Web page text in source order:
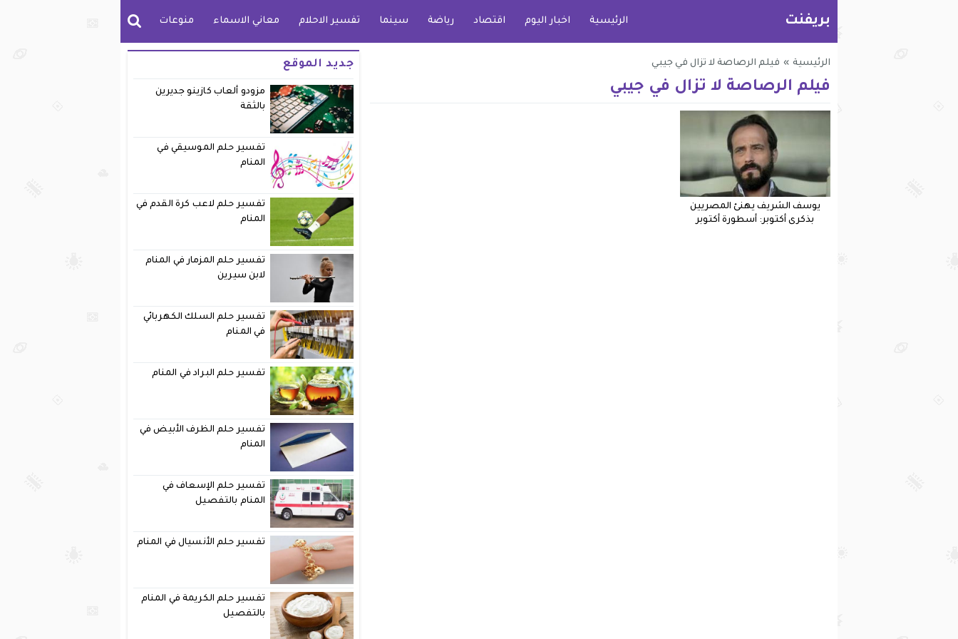
بريفنت الرئيسية اخبار اليوم اقتصاد رياضة سينما تفسير الاحلام معاني الاسماء منوعات
الرئيسية » فيلم الرصاصة لا تزال في جيبي
فيلم الرصاصة لا تزال في جيبي
يوسف الشريف يهنئ المصريين
بذكرى أكتوبر: أسطورة أكتوبر
جديد الموقع
مزودو ألعاب كازينو جديرين
بالثقة
تفسير حلم الموسيقي في
المنام
تفسير حلم لاعب كرة القدم في
المنام
تفسير حلم المزمار في المنام
لابن سيرين
تفسير حلم السلك الكهربائي
في المنام
تفسير حلم البراد في المنام
تفسير حلم الظرف الأبيض في
المنام
تفسير حلم الإسعاف في
المنام بالتفصيل
تفسير حلم الأنسيال في المنام
تفسير حلم الكريمة في المنام
بالتفصيل